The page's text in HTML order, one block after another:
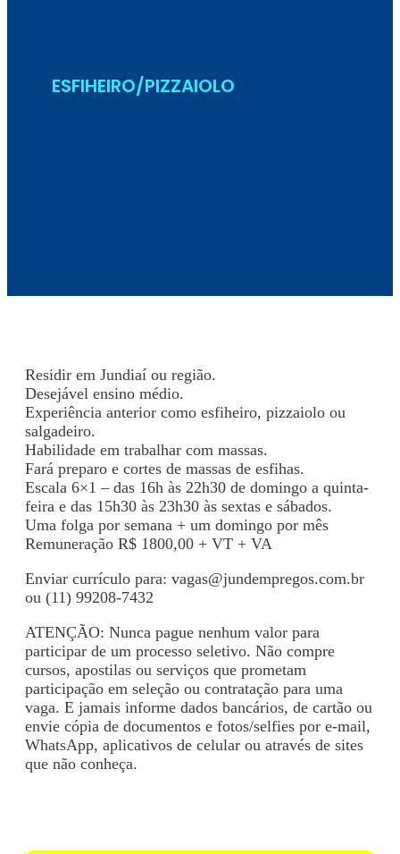
ESFIHEIRO/PIZZAIOLO
Residir em Jundiaí ou região.
Desejável ensino médio.
Experiência anterior como esfiheiro, pizzaiolo ou
salgadeiro.
Habilidade em trabalhar com massas.
Fará preparo e cortes de massas de esfihas.
Escala 6×1 – das 16h às 22h30 de domingo a quinta-
feira e das 15h30 às 23h30 às sextas e sábados.
Uma folga por semana + um domingo por mês
Remuneração R$ 1800,00 + VT + VA
Enviar currículo para: vagas@jundempregos.com.br
ou (11) 99208-7432
ATENÇÃO: Nunca pague nenhum valor para
participar de um processo seletivo. Não compre
cursos, apostilas ou serviços que prometam
participação em seleção ou contratação para uma
vaga. E jamais informe dados bancários, de cartão ou
envie cópia de documentos e fotos/selfies por e-mail,
WhatsApp, aplicativos de celular ou através de sites
que não conheça.